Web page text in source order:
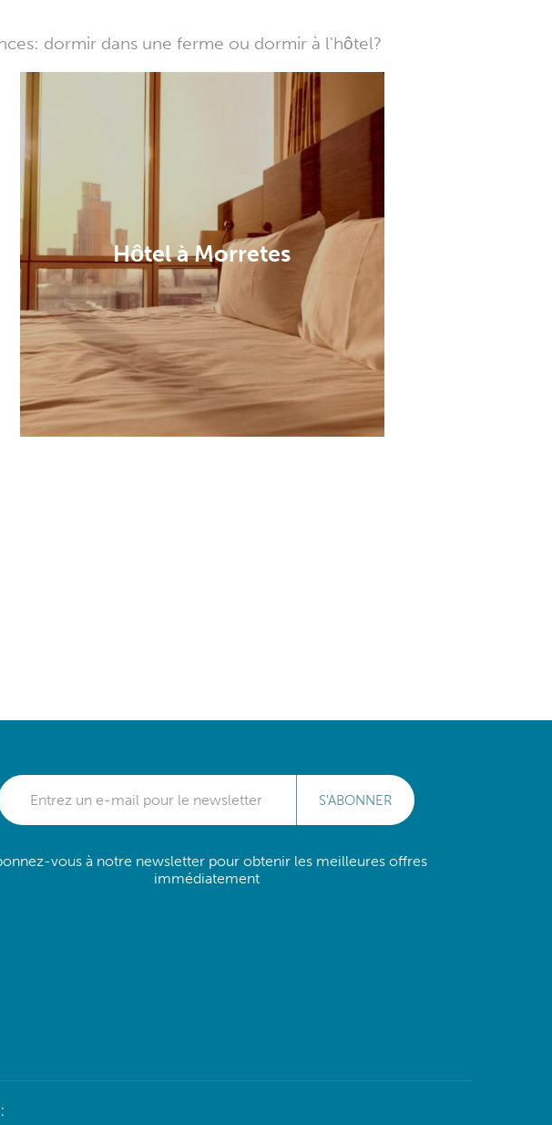
dormir dans une ferme ou dormir à l'hôtel?
Hôtel à Morretes
S'ABONNER
vous à notre newsletter pour obtenir les meilleures offres
immédiatement